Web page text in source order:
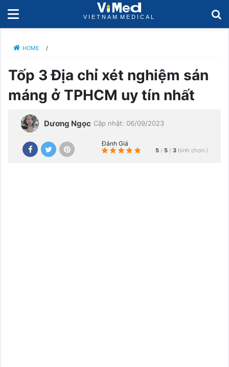
HOME /
Tốp 3 Địa chỉ xét nghiệm sán
máng ở TPHCM uy tín nhất
Dương Ngọc Cập nhật: 06/09/2023
Đánh Giá
5 / 5 ( 3 bình chọn )